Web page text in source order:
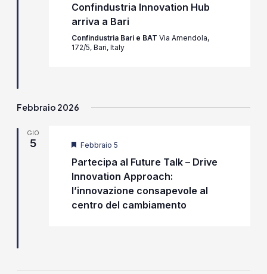
Confindustria Innovation Hub
arriva a Bari
Confindustria Bari e BAT Via Amendola,
172/5, Bari, Italy
Febbraio 2026
GIO
5 Segnalati
Febbraio 5
Partecipa al Future Talk – Drive
Innovation Approach:
l’innovazione consapevole al
centro del cambiamento